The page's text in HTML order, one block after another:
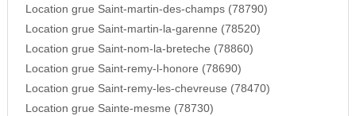
Location grue Saint-martin-des-champs (78790)
Location grue Saint-martin-la-garenne (78520)
Location grue Saint-nom-la-breteche (78860)
Location grue Saint-remy-l-honore (78690)
Location grue Saint-remy-les-chevreuse (78470)
Location grue Sainte-mesme (78730)